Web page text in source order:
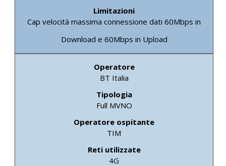
Cap velocità massima connessione dati 60Mbps in
Download e 60Mbps in Upload
BT Italia
Full MVNO
TIM
4G